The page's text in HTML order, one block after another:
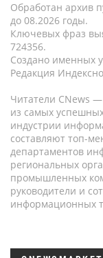
Обработан архив
до 08.2026 годы.
Ключевых фраз
724356.
Создано именных
Редакция
Читатели CNews
из самых
индустрии
составляют топ-
департаментов
региональных
промышленных
руководители и
информационных